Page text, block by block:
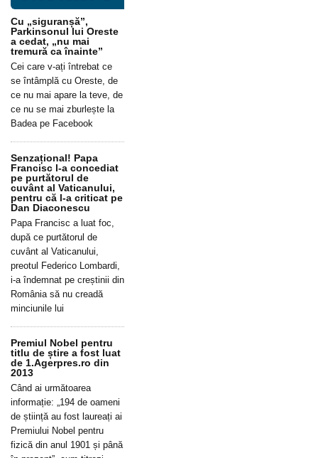
Cu „siguranșă”,
Parkinsonul lui Oreste
a cedat, „nu mai
tremură ca înainte”
Cei care v-ați întrebat ce
se întâmplă cu Oreste, de
ce nu mai apare la teve, de
ce nu se mai zburlește la
Badea pe Facebook
Senzațional! Papa
Francisc l-a concediat
pe purtătorul de
cuvânt al Vaticanului,
pentru că l-a criticat pe
Dan Diaconescu
Papa Francisc a luat foc,
după ce purtătorul de
cuvânt al Vaticanului,
preotul Federico Lombardi,
i-a îndemnat pe creștinii din
România să nu creadă
minciunile lui
Premiul Nobel pentru
titlu de știre a fost luat
de 1.Agerpres.ro din
2013
Când ai următoarea
informație: „194 de oameni
de știință au fost laureați ai
Premiului Nobel pentru
fizică din anul 1901 și până